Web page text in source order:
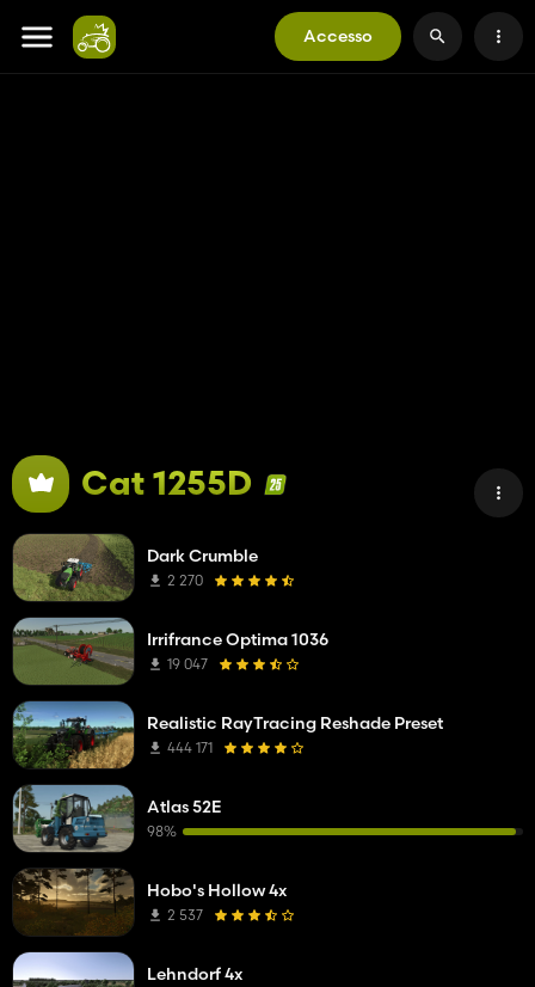
Accesso
Cat 1255D
Dark Crumble
2 270
Irrifrance Optima 1036
19 047
Realistic RayTracing Reshade Preset
444 171
Atlas 52E
98%
Hobo's Hollow 4x
2 537
Lehndorf 4x